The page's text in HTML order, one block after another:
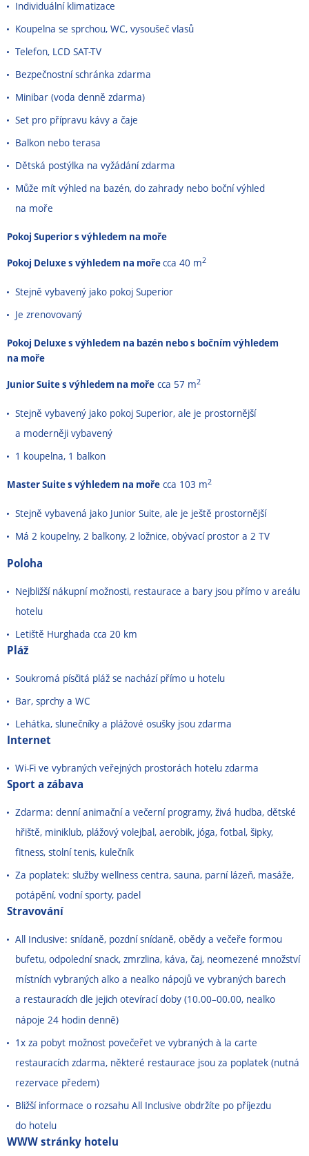
Individuální klimatizace
Koupelna se sprchou, WC, vysoušeč vlasů
Telefon, LCD SAT-TV
Bezpečnostní schránka zdarma
Minibar (voda denně zdarma)
Set pro přípravu kávy a čaje
Balkon nebo terasa
Dětská postýlka na vyžádání zdarma
Může mít výhled na bazén, do zahrady nebo boční výhled
na moře
Pokoj Superior s výhledem na moře
Pokoj Deluxe s výhledem na mořecca 40 m2
Stejně vybavený jako pokoj Superior
Je zrenovovaný
Pokoj Deluxe s výhledem na bazén nebo s bočním výhledem
na moře
Junior Suite s výhledem na moře cca 57 m2
Stejně vybavený jako pokoj Superior, ale je prostornější
a moderněji vybavený
1 koupelna, 1 balkon
Master Suite s výhledem na moře cca 103 m2
Stejně vybavená jako Junior Suite, ale je ještě prostornější
Má 2 koupelny, 2 balkony, 2 ložnice, obývací prostor a 2 TV
Poloha
Nejbližší nákupní možnosti, restaurace a bary jsou přímo v areálu
hotelu
Letiště Hurghada cca 20 km
Pláž
Soukromá písčitá pláž se nachází přímo u hotelu
Bar, sprchy a WC
Lehátka, slunečníky a plážové osušky jsou zdarma
Internet
Wi-Fi ve vybraných veřejných prostorách hotelu zdarma
Sport a zábava
Zdarma: denní animační a večerní programy, živá hudba, dětské
hřiště, miniklub, plážový volejbal, aerobik, jóga, fotbal, šipky,
fitness, stolní tenis, kulečník
Za poplatek: služby wellness centra, sauna, parní lázeň, masáže,
potápění, vodní sporty, padel
Stravování
All Inclusive: snídaně, pozdní snídaně, obědy a večeře formou
bufetu, odpolední snack, zmrzlina, káva, čaj, neomezené množství
místních vybraných alko a nealko nápojů ve vybraných barech
a restauracích dle jejich otevírací doby (10.00–00.00, nealko
nápoje 24 hodin denně)
1x za pobyt možnost povečeřet ve vybraných à la carte
restauracích zdarma, některé restaurace jsou za poplatek (nutná
rezervace předem)
Bližší informace o rozsahu All Inclusive obdržíte po příjezdu
do hotelu
WWW stránky hotelu